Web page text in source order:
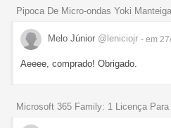
Pipoca De Micro-ondas Yoki
Melo Júnior @leniciojr - em
Aeeee, comprado! Obrigado.
Microsoft 365 Family: 1 Licença